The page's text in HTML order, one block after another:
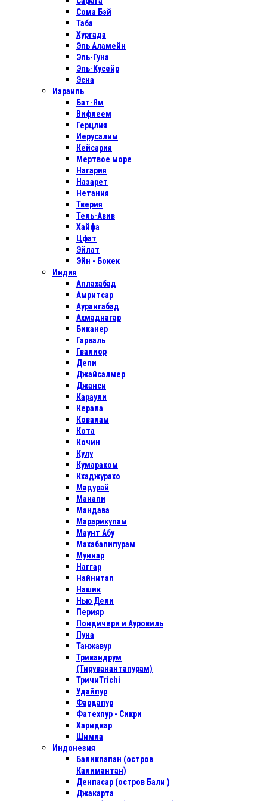
Сома Бэй
Таба
Хургада
Эль Аламейн
Эль-Гуна
Эль-Кусейр
Эсна
Израиль
Бат-Ям
Вифлеем
Герцлия
Иерусалим
Кейсария
Мертвое море
Нагария
Назарет
Нетания
Тверия
Тель-Авив
Хайфа
Цфат
Эйлат
Эйн - Бокек
Индия
Аллахабад
Амритсар
Аурангабад
Ахмаднагар
Биканер
Гарваль
Гвалиор
Дели
Джайсалмер
Джанси
Караули
Керала
Ковалам
Кота
Кочин
Кулу
Кумараком
Кхаджурахо
Мадурай
Манали
Мандава
Марарикулам
Маунт Абу
Махабалипурам
Муннар
Наггар
Найнитал
Нашик
Нью Дели
Перияр
Пондичери и Ауровиль
Пуна
Танжавур
Тривандрум
(Тируванантапурам)
ТричиTrichi
Удайпур
Фардапур
Фатехпур - Сикри
Харидвар
Шимла
Индонезия
Баликпапан (остров
Калимантан)
Денпасар (остров Бали )
Джакарта